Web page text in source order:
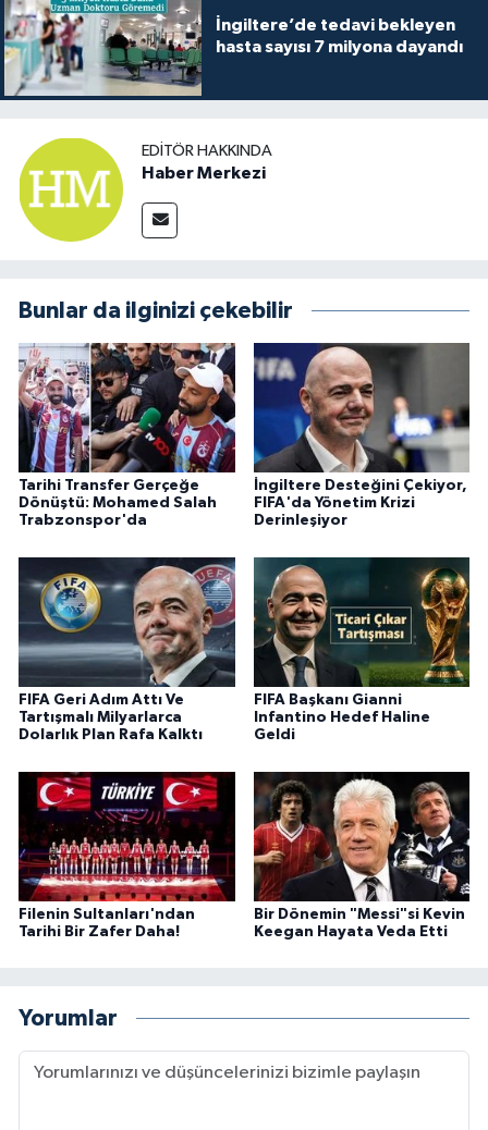
İngiltere’de tedavi bekleyen
hasta sayısı 7 milyona dayandı
EDITÖR HAKKINDA
Haber Merkezi
Bunlar da ilginizi çekebilir
Tarihi Transfer Gerçeğe
Dönüştü: Mohamed Salah
Trabzonspor'da
İngiltere Desteğini Çekiyor,
FIFA'da Yönetim Krizi
Derinleşiyor
FIFA Geri Adım Attı Ve
Tartışmalı Milyarlarca
Dolarlık Plan Rafa Kalktı
FIFA Başkanı Gianni
Infantino Hedef Haline
Geldi
Filenin Sultanları'ndan
Tarihi Bir Zafer Daha!
Bir Dönemin "Messi"si Kevin
Keegan Hayata Veda Etti
Yorumlar